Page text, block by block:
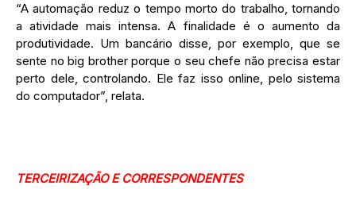
“A automação reduz o tempo morto do trabalho, tornando
a atividade mais intensa. A finalidade é o aumento da
produtividade. Um bancário disse, por exemplo, que se
sente no big brother porque o seu chefe não precisa estar
perto dele, controlando. Ele faz isso online, pelo sistema
do computador”, relata.
TERCEIRIZAÇÃO E CORRESPONDENTES